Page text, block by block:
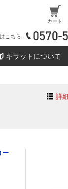
カート
こちら
キラットについて
詳
ー